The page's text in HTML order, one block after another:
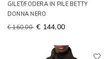
GILET/FODERA IN PILE BETTY
DONNA NERO
€ 160,00 € 144,00